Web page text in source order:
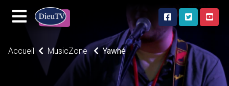
Accueil MusicZone Yawhé